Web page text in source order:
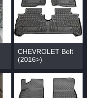
CHEVROLET Bolt
(2016>)